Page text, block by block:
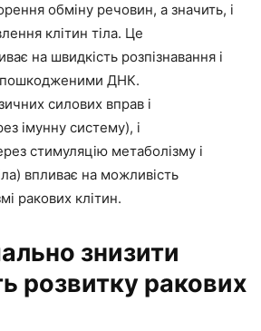
обміну речовин, а значить, і
клітин тіла. Це
на швидкість розпізнавання і
пошкодженими ДНК.
силових вправ і
імунну систему), і
стимуляцію метаболізму і
впливає на можливість
ракових клітин.
знизити
розвитку ракових